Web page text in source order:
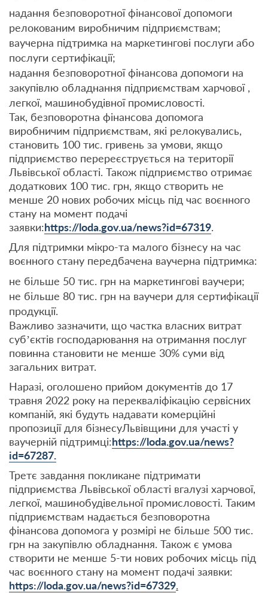
надання безповоротної фінансової допомоги
релокованим виробничим підприємствам;
ваучерна підтримка на маркетингові послуги або
послуги сертифікації;
надання безповоротної фінансова допомоги на
закупівлю обладнання підприємствам харчової ,
легкої, машинобудівної промисловості.
Так, безповоротна фінансова допомога
виробничим підприємствам, які релокувались,
становить 100 тис. гривень за умови, якщо
підприємство перереєструється на території
Львівської області. Також підприємство отримає
додаткових 100 тис. грн, якщо створить не
менше 20 нових робочих місць під час воєнного
стану на момент подачі
заявки:https://loda.gov.ua/news?id=67319.
Для підтримки мікро-та малого бізнесу на час
воєнного стану передбачена ваучерна підтримка:
не більше 50 тис. грн на маркетингові ваучери;
не більше 80 тис. грн на ваучери для сертифікації
продукції.
Важливо зазначити, що частка власних витрат
суб’єктів господарювання на отримання послуг
повинна становити не менше 30% суми від
загальних витрат.
Наразі, оголошено прийом документів до 17
травня 2022 року на перекваліфікацію сервісних
компаній, які будуть надавати комерційні
пропозиції для бізнесуЛьвівщини для участі у
ваучерній підтримці:https://loda.gov.ua/news?
id=67287.
Третє завдання покликане підтримати
підприємства Львівської області вгалузі харчової,
легкої, машинобудівельної промисловості. Таким
підприємствам надається безповоротна
фінансова допомога у розмірі не більше 500 тис.
грн на закупівлю обладнання. Також є умова
створити не менше 5-ти нових робочих місць під
час воєнного стану на момент подачі заявки:
https://loda.gov.ua/news?id=67329.